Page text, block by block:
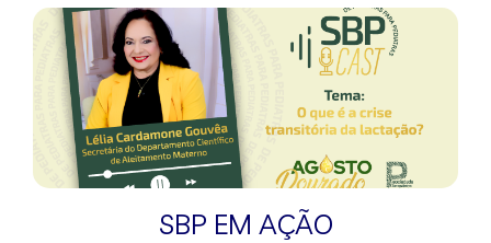
SBP EM AÇÃO